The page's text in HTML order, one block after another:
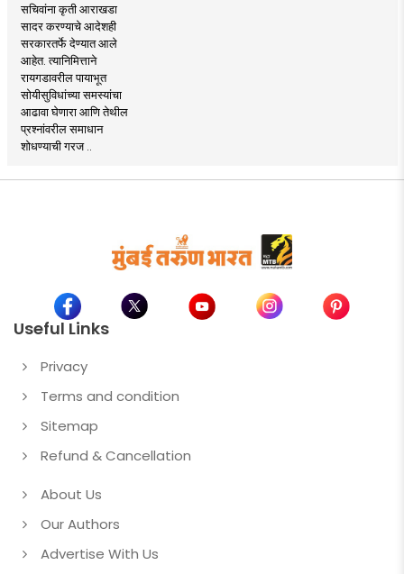
सचिवांना कृती आराखडा
सादर करण्याचे आदेशही
सरकारतर्फे देण्यात आले
आहेत. त्यानिमित्ताने
रायगडावरील पायाभूत
सोयीसुविधांच्या समस्यांचा
आढावा घेणारा आणि तेथील
प्रश्नांवरील समाधान
शोधण्याची गरज ..
Useful Links
Privacy
Terms and condition
Sitemap
Refund & Cancellation
About Us
Our Authors
Advertise With Us